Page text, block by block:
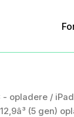
- opladere /
(5 gen)